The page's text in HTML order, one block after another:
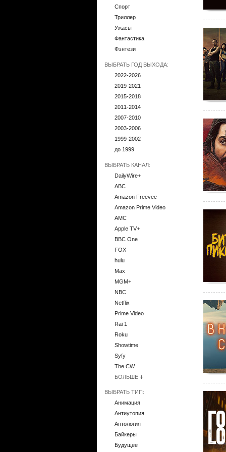
Спорт
Триллер
Ужасы
Фантастика
Фэнтези
ВЫБРАТЬ ГОД ВЫХОДА:
2022-2026
2019-2021
2015-2018
2011-2014
2007-2010
2003-2006
1999-2002
до 1999
ВЫБРАТЬ КАНАЛ:
DailyWire+
ABC
Amazon Freevee
Amazon Prime Video
AMC
Apple TV+
BBC One
FOX
hulu
Max
MGM+
NBC
Netflix
Prime Video
Rai 1
Roku
Showtime
Syfy
The CW
БОЛЬШЕ
ВЫБРАТЬ ТИП:
Анимация
Антиутопия
Антология
Байкеры
Будущее